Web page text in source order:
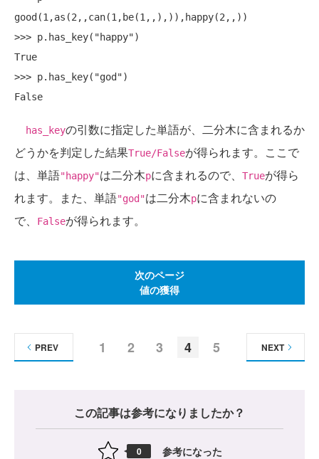
good(1,as(2,,can(1,be(1,,),)),happy(2,,))
>>> p.has_key("happy")
True
>>> p.has_key("god")
has_keyの引数に指定した単語が、二分木に含まれるか
どうかを判定した結果True/Falseが得られます。ここで
は、単語"happy"は二分木pに含まれるので、 Trueが得ら
れます。また、単語"god"は二分木pに含まれないの
で、
Falseが得られます。
次のページ
値の獲得
1 2 3 4 5
PREV NEXT
この記事は参考になりましたか？
0 参考になった